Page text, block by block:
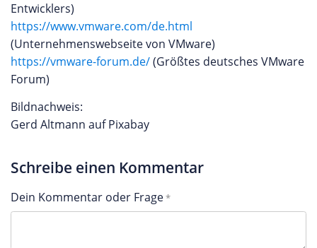
Entwicklers)
https://www.vmware.com/de.html
(Unternehmenswebseite von VMware)
https://vmware-forum.de/(Größtes deutsches VMware
Forum)
Bildnachweis:
Gerd Altmann auf Pixabay
Schreibe einen Kommentar
Dein Kommentar oder Frage